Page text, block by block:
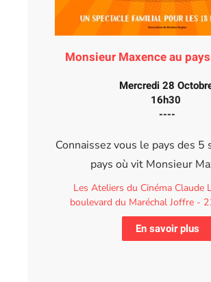
Monsieur Maxence au
Mercredi 28
16h30
----
Connaissez vous le pays des 5
pays où vit Monsieur
Les Ateliers du Cinéma Claude
boulevard du Maréchal Joffre -
En savoir plus